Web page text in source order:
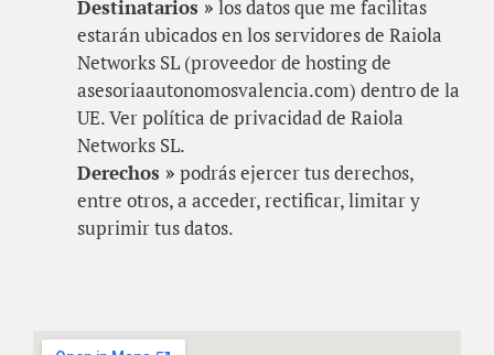
Destinatarios » los datos que me facilitas
estarán ubicados en los servidores de Raiola
Networks SL (proveedor de hosting de
asesoriaautonomosvalencia.com) dentro de la
UE. Ver política de privacidad de Raiola
Networks SL.
Derechos » podrás ejercer tus derechos,
entre otros, a acceder, rectificar, limitar y
suprimir tus datos.